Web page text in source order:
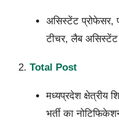
असिस्टेंट प्रोफेसर,
टीचर, लैब असिस्टेंट
Total Post
मध्यप्रदेश क्षेत्रीय
भर्ती का